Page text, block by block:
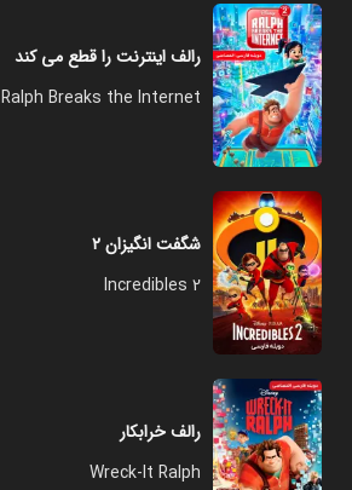
رالف اینترنت را قطع می کند
Ralph Breaks the Internet
شگفت انگیزان ۲
Incredibles 2
رالف خرابکار
Wreck-It Ralph